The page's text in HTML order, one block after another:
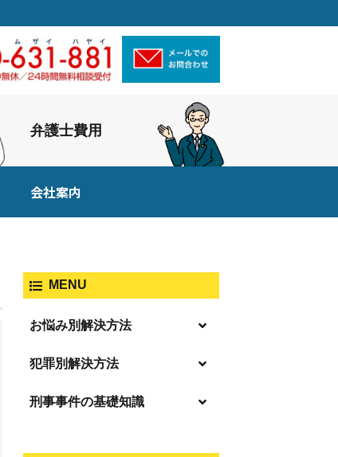
弁護士費用
会社案内
MENU
お悩み別解決方法
逮捕の不安や悩み
犯罪別解決方法
事件別－暴力事件
刑事事件の基礎知識